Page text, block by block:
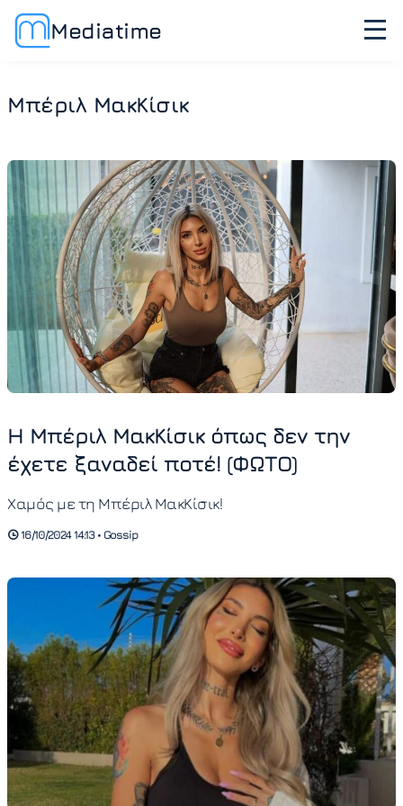
Mediatime
Μπέριλ ΜακΚίσικ
Η Μπέριλ ΜακΚίσικ όπως δεν την
έχετε ξαναδεί ποτέ! (ΦΩΤΟ)
Χαμός με τη Μπέριλ ΜακΚίσικ!
16/10/2024 14:13 • Gossip